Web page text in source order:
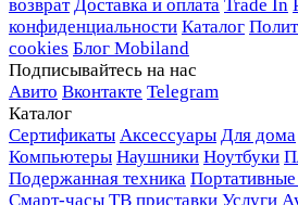
возврат Доставка и оплата Trade In
конфиденциальности Каталог
cookies Блог Mobiland
Подписывайтесь на нас
Авито Вконтакте Telegram
Каталог
Сертификаты Аксессуары Для дома
Компьютеры Наушники Ноутбуки
Подержанная техника
Смарт-часы ТВ приставки Услуги